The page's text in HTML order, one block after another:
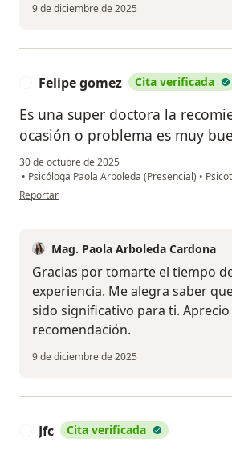
9 de diciembre de 2025
Felipe gomez Cita verificada
Es una super doctora la
ocasión o problema es muy
30 de octubre de 2025
• Psicóloga Paola Arboleda (Presencial) •
en opinión del usuario Felipe gomez
Reportar
Mag. Paola Arboleda Cardona
Gracias por tomarte el tiempo
experiencia. Me alegra saber
sido significativo para ti.
recomendación.
9 de diciembre de 2025
Jfc Cita verificada